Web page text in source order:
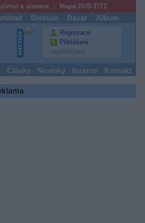
a elevace Mapa DVB-T/T2
Diskuse Bazar Album
Registrace
Přihlášení
nepřihlášený
Články Novinky Inzerce Kontakt